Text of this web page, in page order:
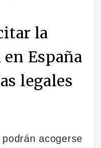
la
España
legales
acogerse